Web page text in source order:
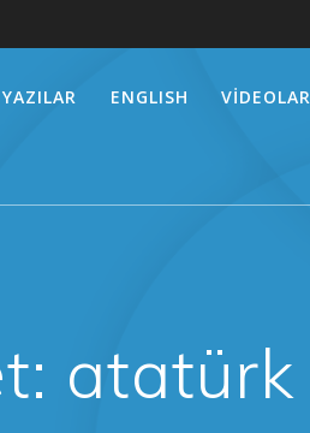
ENGLISH VİDEOLAR
atatürk